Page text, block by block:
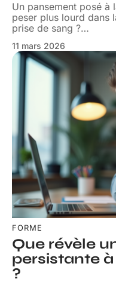
Un pansement posé
peser plus lourd dans
prise de sang ?…
11 mars 2026
FORME
Que révèle
persistante
?